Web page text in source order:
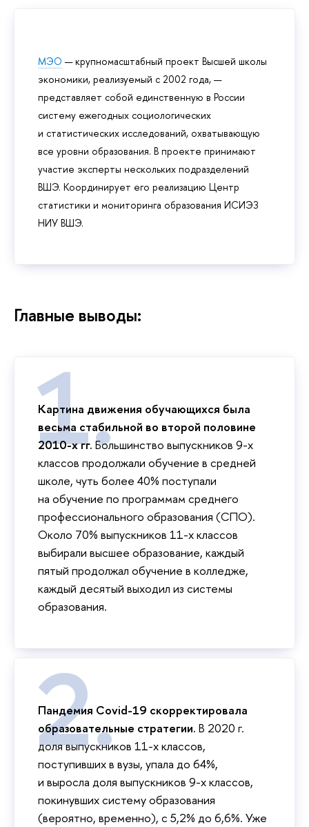
МЭО — крупномасштабный проект Высшей школы
экономики, реализуемый с 2002 года, —
представляет собой единственную в России
систему ежегодных социологических
и статистических исследований, охватывающую
все уровни образования. В проекте принимают
участие эксперты нескольких подразделений
ВШЭ. Координирует его реализацию Центр
статистики и мониторинга образования ИСИЭЗ
НИУ ВШЭ.
Главные выводы:
Картина движения обучающихся была
весьма стабильной во второй половине
2010-х гг. Большинство выпускников 9-х
классов продолжали обучение в средней
школе, чуть более 40% поступали
на обучение по программам среднего
профессионального образования (СПО).
Около 70% выпускников 11-х классов
выбирали высшее образование, каждый
пятый продолжал обучение в колледже,
каждый десятый выходил из системы
образования.
Пандемия Covid-19 скорректировала
образовательные стратегии. В 2020 г.
доля выпускников 11-х классов,
поступивших в вузы, упала до 64%,
и выросла доля выпускников 9-х классов,
покинувших систему образования
(вероятно, временно), с 5,2% до 6,6%. Уже